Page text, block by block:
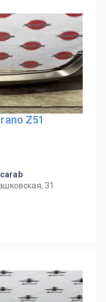
Z51
31